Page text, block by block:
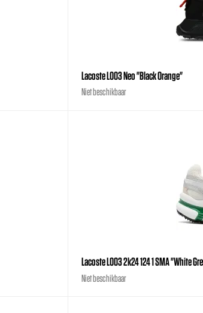
Lacoste L003 Neo "Black Orange"
Niet beschikbaar
Lacoste L003 2k24 124 1 SMA "White
Niet beschikbaar